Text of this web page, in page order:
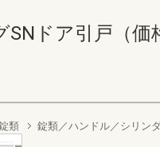
SNドア引戸（価
類 錠類／ハンドル／シリン